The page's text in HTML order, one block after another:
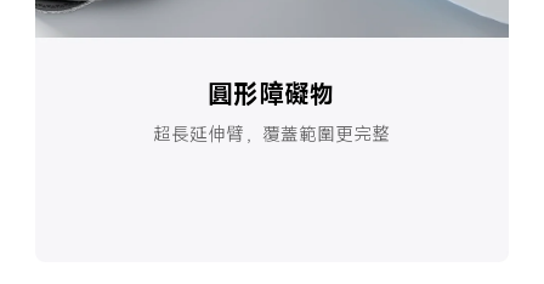
圓形障礙物
超長延伸臂，覆蓋範圍更完整